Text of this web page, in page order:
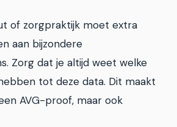
of zorgpraktijk moet extra
aan bijzondere
Zorg dat je altijd weet welke
tot deze data. Dit maakt
AVG-proof, maar ook